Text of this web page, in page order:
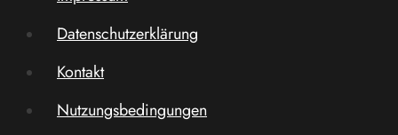
Datenschutzerklärung
Kontakt
Nutzungsbedingungen